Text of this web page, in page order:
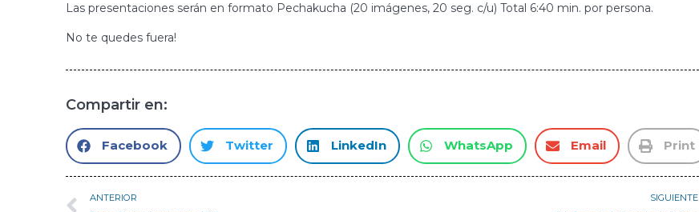
Las presentaciones serán en formato Pechakucha (20 imágenes, 20 seg. c/u) Total 6:40 min. por persona.
No te quedes fuera!
Compartir en:
Facebook Twitter LinkedIn WhatsApp Email Print
ANTERIOR SIGUIENTE